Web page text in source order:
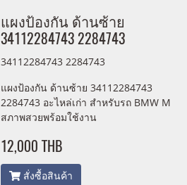
แผงป้องกัน ด้านซ้าย
34112284743 2284743
34112284743 2284743
แผงป้องกัน ด้านซ้าย 34112284743
2284743 อะไหล่เก่า สำหรับรถ BMW M
สภาพสวยพร้อมใช้งาน
12,000 THB
สั่งซื้อสินค้า